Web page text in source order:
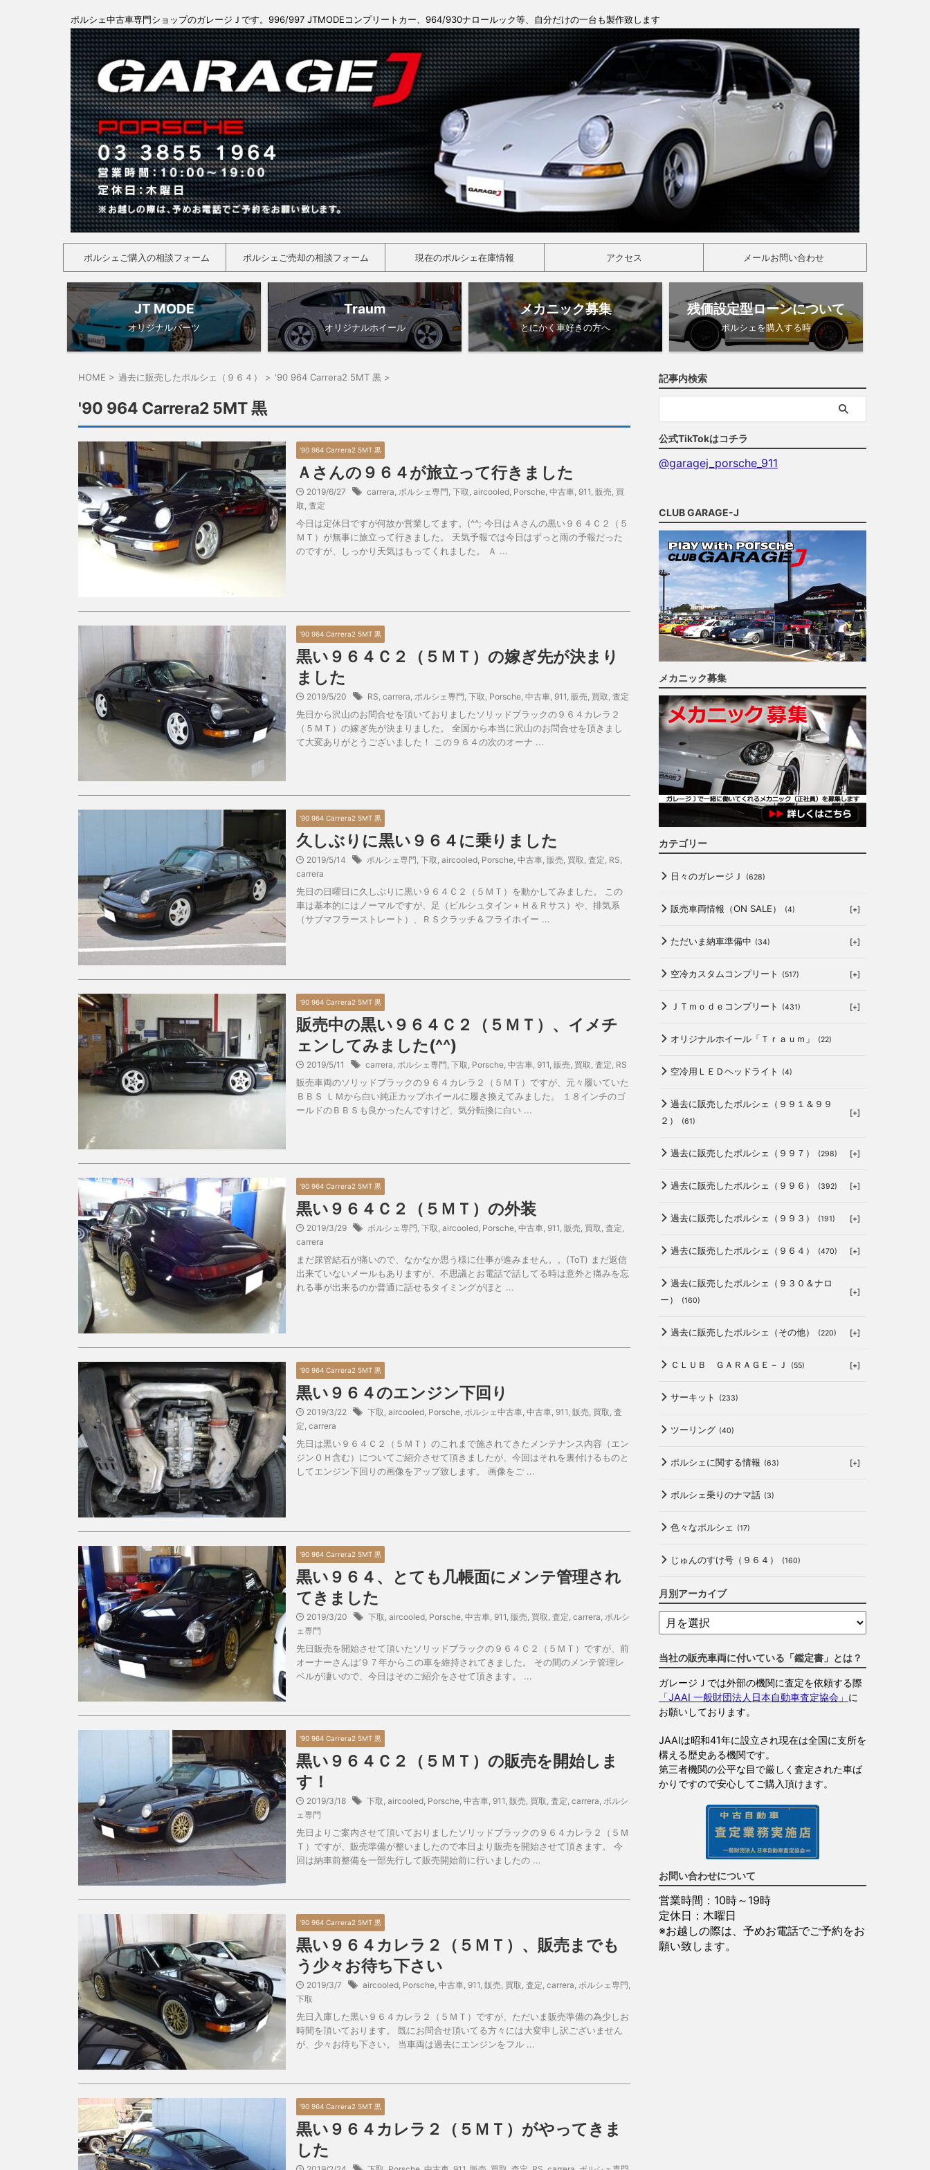
ポルシェ中古車専門ショップのガレージＪです。996/997 JTMODEコンプリートカー、964/930ナロールック等、自分だけの一台も製作致します
ポルシェご購入の相談フォーム ポルシェご売却の相談フォーム 現在のポルシェ在庫情報 アクセス メールお問い合わせ
JT MODE
オリジナルパーツ
Traum
オリジナルホイール
メカニック募集
とにかく車好きの方へ
残価設定型ローンについて
ポルシェを購入する時
HOME > 過去に販売したポルシェ（９６４） > '90 964 Carrera2 5MT 黒 >
'90 964 Carrera2 5MT 黒
'90 964 Carrera2 5MT 黒
Ａさんの９６４が旅立って行きました
2019/6/27 carrera ポルシェ専門 下取 aircooled Porsche 中古車 911 販売 買
取 査定
今日は定休日ですが何故か営業してます。(^^; 今日はＡさんの黒い９６４Ｃ２（５
ＭＴ）が無事に旅立って行きました。 天気予報では今日はずっと雨の予報だった
のですが、しっかり天気はもってくれました。 Ａ ...
'90 964 Carrera2 5MT 黒
黒い９６４Ｃ２（５ＭＴ）の嫁ぎ先が決まり
ました
2019/5/20 RS carrera ポルシェ専門 下取 Porsche 中古車 911 販売 買取 査定
先日から沢山のお問合せを頂いておりましたソリッドブラックの９６４カレラ２
（５ＭＴ）の嫁ぎ先が決まりました。 全国から本当に沢山のお問合せを頂きまし
て大変ありがとうございました！ この９６４の次のオーナ ...
'90 964 Carrera2 5MT 黒
久しぶりに黒い９６４に乗りました
2019/5/14 ポルシェ専門 下取 aircooled Porsche 中古車 販売 買取 査定 RS
carrera
先日の日曜日に久しぶりに黒い９６４Ｃ２（５ＭＴ）を動かしてみました。 この
車は基本的にはノーマルですが、足（ビルシュタイン＋Ｈ＆Ｒサス）や、排気系
（サブマフラーストレート）、ＲＳクラッチ＆フライホイー ...
'90 964 Carrera2 5MT 黒
販売中の黒い９６４Ｃ２（５ＭＴ）、イメチ
ェンしてみました(^^)
2019/5/11 carrera ポルシェ専門 下取 Porsche 中古車 911 販売 買取 査定 RS
販売車両のソリッドブラックの９６４カレラ２（５ＭＴ）ですが、元々履いていた
ＢＢＳ ＬＭから白い純正カップホイールに履き換えてみました。 １８インチのゴ
ールドのＢＢＳも良かったんですけど、気分転換に白い ...
'90 964 Carrera2 5MT 黒
黒い９６４Ｃ２（５ＭＴ）の外装
2019/3/29 ポルシェ専門 下取 aircooled Porsche 中古車 911 販売 買取 査定
carrera
まだ尿管結石が痛いので、なかなか思う様に仕事が進みません。。(ToT) まだ返信
出来ていないメールもありますが、不思議とお電話で話してる時は意外と痛みを忘
れる事が出来るのか普通に話せるタイミングがほと ...
'90 964 Carrera2 5MT 黒
黒い９６４のエンジン下回り
2019/3/22 下取 aircooled Porsche ポルシェ中古車 中古車 911 販売 買取 査
定 carrera
先日は黒い９６４Ｃ２（５ＭＴ）のこれまで施されてきたメンテナンス内容（エン
ジンＯＨ含む）についてご紹介させて頂きましたが、今回はそれを裏付けるものと
してエンジン下回りの画像をアップ致します。 画像をご ...
'90 964 Carrera2 5MT 黒
黒い９６４、とても几帳面にメンテ管理され
てきました
2019/3/20 下取 aircooled Porsche 中古車 911 販売 買取 査定 carrera ポルシ
ェ専門
先日販売を開始させて頂いたソリッドブラックの９６４Ｃ２（５ＭＴ）ですが、前
オーナーさんは’９７年からこの車を維持されてきました。 その間のメンテ管理レ
ベルが凄いので、今日はそのご紹介をさせて頂きます。 ...
'90 964 Carrera2 5MT 黒
黒い９６４Ｃ２（５ＭＴ）の販売を開始しま
す！
2019/3/18 下取 aircooled Porsche 中古車 911 販売 買取 査定 carrera ポルシ
ェ専門
先日よりご案内させて頂いておりましたソリッドブラックの９６４カレラ２（５Ｍ
Ｔ）ですが、販売準備が整いましたので本日より販売を開始させて頂きます。 今
回は納車前整備を一部先行して販売開始前に行いましたの ...
'90 964 Carrera2 5MT 黒
黒い９６４カレラ２（５ＭＴ）、販売までも
う少々お待ち下さい
2019/3/7 aircooled Porsche 中古車 911 販売 買取 査定 carrera ポルシェ専門
下取
先日入庫した黒い９６４カレラ２（５ＭＴ）ですが、ただいま販売準備の為少しお
時間を頂いております。 既にお問合せ頂いてる方々には大変申し訳ございません
が、少々お待ち下さい。 当車両は過去にエンジンをフル ...
'90 964 Carrera2 5MT 黒
黒い９６４カレラ２（５ＭＴ）がやってきま
した
記事内検索
公式TikTokはコチラ
@garagej_porsche_911
CLUB GARAGE-J
メカニック募集
カテゴリー
日々のガレージＪ (628)
販売車両情報（ON SALE） (4) [+]
ただいま納車準備中 (34) [+]
空冷カスタムコンプリート (517) [+]
ＪＴｍｏｄｅコンプリート (431) [+]
オリジナルホイール「Ｔｒａｕｍ」 (22)
空冷用ＬＥＤヘッドライト (4)
過去に販売したポルシェ（９９１＆９９
２）
(61)
[+]
過去に販売したポルシェ（９９７） (298) [+]
過去に販売したポルシェ（９９６） (392) [+]
過去に販売したポルシェ（９９３） (191) [+]
過去に販売したポルシェ（９６４） (470) [+]
過去に販売したポルシェ（９３０＆ナロ
ー）
(160)
[+]
過去に販売したポルシェ（その他） (220) [+]
ＣＬＵＢ ＧＡＲＡＧＥ－Ｊ (55) [+]
サーキット (233)
ツーリング (40)
ポルシェに関する情報 (63) [+]
ポルシェ乗りのナマ話 (3)
色々なポルシェ (17)
じゅんのすけ号（９６４） (160)
月別アーカイブ
当社の販売車両に付いている「鑑定書」とは？
ガレージＪでは外部の機関に査定を依頼する際
「JAAI 一般財団法人日本自動車査定協会」 に
お願いしております。
JAAIは昭和41年に設立され現在は全国に支所を
構える歴史ある機関です。
第三者機関の公平な目で厳しく査定された車ば
かりですので安心してご購入頂けます。
お問い合わせについて
営業時間：10時～19時
定休日：木曜日
※お越しの際は、予めお電話でご予約をお
願い致します。